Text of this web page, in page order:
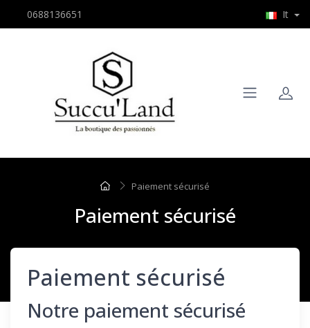
0688136651 It
Paiement sécurisé
Paiement sécurisé
Paiement sécurisé
Notre paiement sécurisé